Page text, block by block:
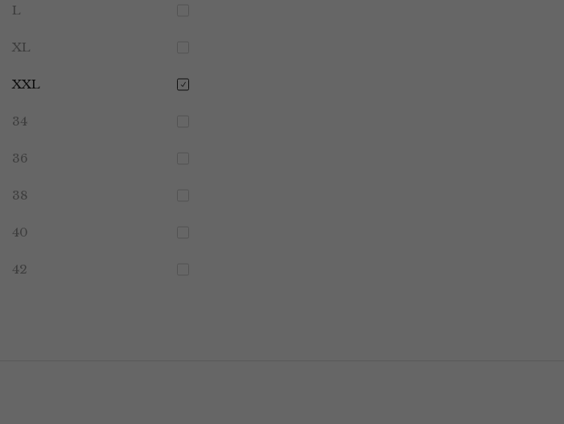
L
XL
XXL
34
36
38
40
42